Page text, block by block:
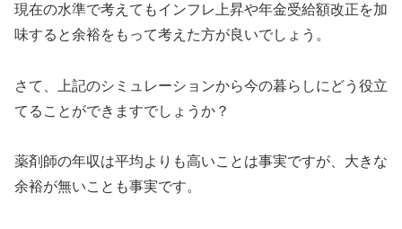
現在の水準で考えてもインフレ上昇や年金受給額改正を加
味すると余裕をもって考えた方が良いでしょう。
さて、上記のシミュレーションから今の暮らしにどう役立
てることができますでしょうか？
薬剤師の年収は平均よりも高いことは事実ですが、大きな
余裕が無いことも事実です。